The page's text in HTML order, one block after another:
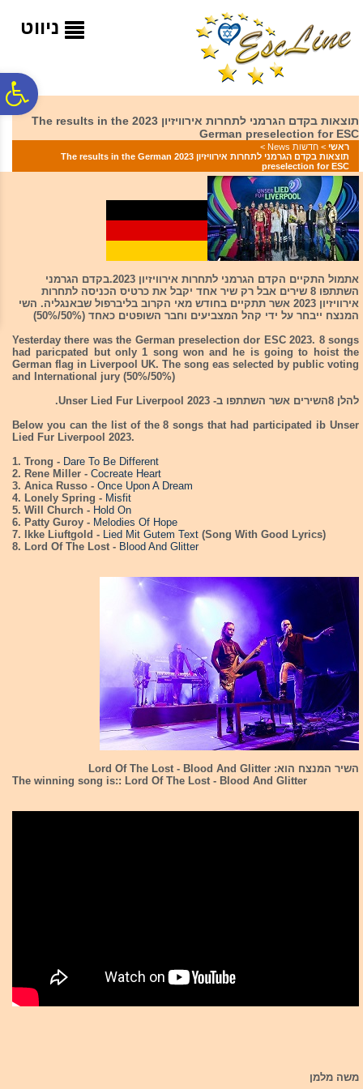
המרכזי
ניווט
תוצאות בקדם הגרמני לתחרות אירוויזיון 2023 The results in the
German preselection for ESC
ראשי > חדשות News
>
תוצאות בקדם הגרמני לתחרות אירוויזיון 2023 The results in the German
preselection for ESC
אתמול התקיים הקדם הגרמני לתחרות אירוויזיון 2023.בקדם הגרמני
השתתפו 8 שירים אבל רק שיר אחד יקבל את כרטיס הכניסה לתחרות
אירוויזיון 2023 אשר תתקיים בחודש מאי הקרוב בליברפול שבאנגליה. השי
המנצח ייבחר על ידי קהל המצביעים וחבר השופטים כאחד (50%/50%)
Yesterday there was the German preselection dor ESC 2023. 8 songs
had paricpated but only 1 song won and he is going to hoist the
German flag in Liverpool UK. The song eas selected by public voting
and International jury (50%/50%)
להלן 8השירים אשר השתתפו ב- Unser Lied Fur Liverpool 2023.
Below you can the list of the 8 songs that had participated ib Unser
Lied Fur Liverpool 2023.
1. Trong - Dare To Be Different
2. Rene Miller - Cocreate Heart
3. Anica Russo - Once Upon A Dream
4. Lonely Spring - Misfit
5. Will Church - Hold On
6. Patty Guroy - Melodies Of Hope
7. Ikke Liuftgold - Lied Mit Gutem Text (Song With Good Lyrics)
8. Lord Of The Lost - Blood And Glitter
השיר המנצח הוא: Lord Of The Lost - Blood And Glitter
The winning song is:: Lord Of The Lost - Blood And Glitter
משה מלמן